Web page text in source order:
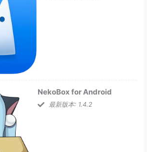
NekoBox for Android
最新版本: 1.4.2